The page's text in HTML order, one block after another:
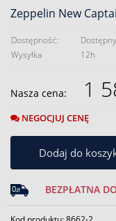
Zeppelin New
Dostępność:
Dostępny
Wysyłka
12h
Nasza cena: 1
NEGOCJUJ CENĘ
Dodaj do
BEZPŁATNA